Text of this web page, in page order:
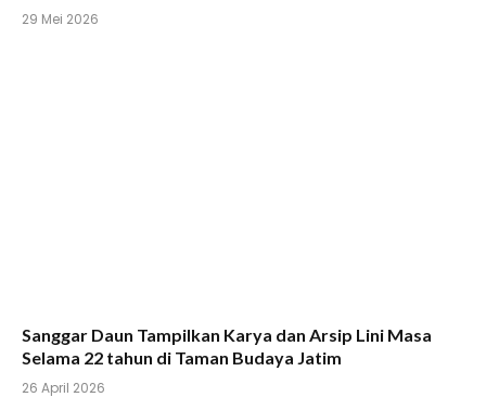
29 Mei 2026
Sanggar Daun Tampilkan Karya dan Arsip Lini Masa
Selama 22 tahun di Taman Budaya Jatim
26 April 2026